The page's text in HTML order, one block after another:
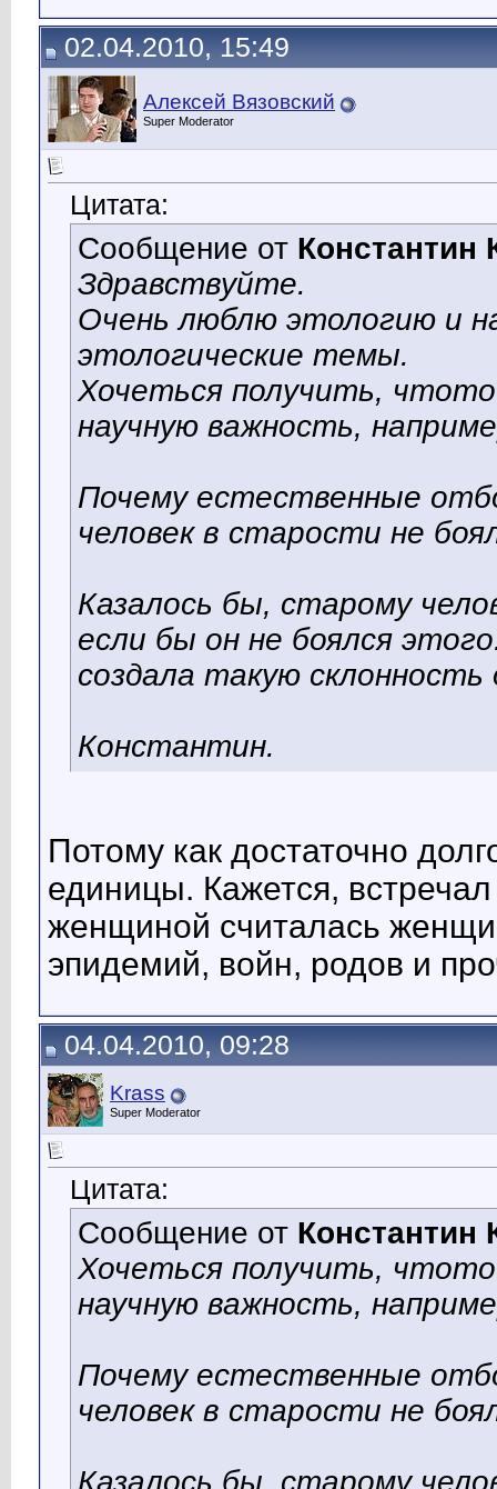
02.04.2010, 15:49
Алексей Вязовский
Super Moderator
Цитата:
Сообщение от Константин
Здравствуйте.
Очень люблю этологию и
этологические темы.
Хочеться получить,
научную важность,
Почему естественные
человек в старости не
Казалось бы, старому
если бы он не боялся
создала такую
Константин.
Потому как достаточно
единицы. Кажется,
женщиной считалась
эпидемий, войн, родов и
04.04.2010, 09:28
Krass
Super Moderator
Цитата:
Сообщение от Константин
Хочеться получить,
научную важность,
Почему естественные
человек в старости не